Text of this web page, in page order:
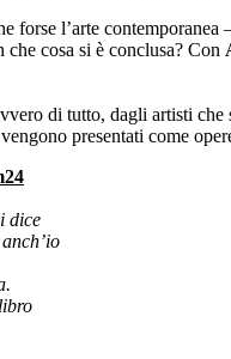
forse l’arte
cosa si è conclusa? Con
di tutto, dagli artisti
presentati come
dice